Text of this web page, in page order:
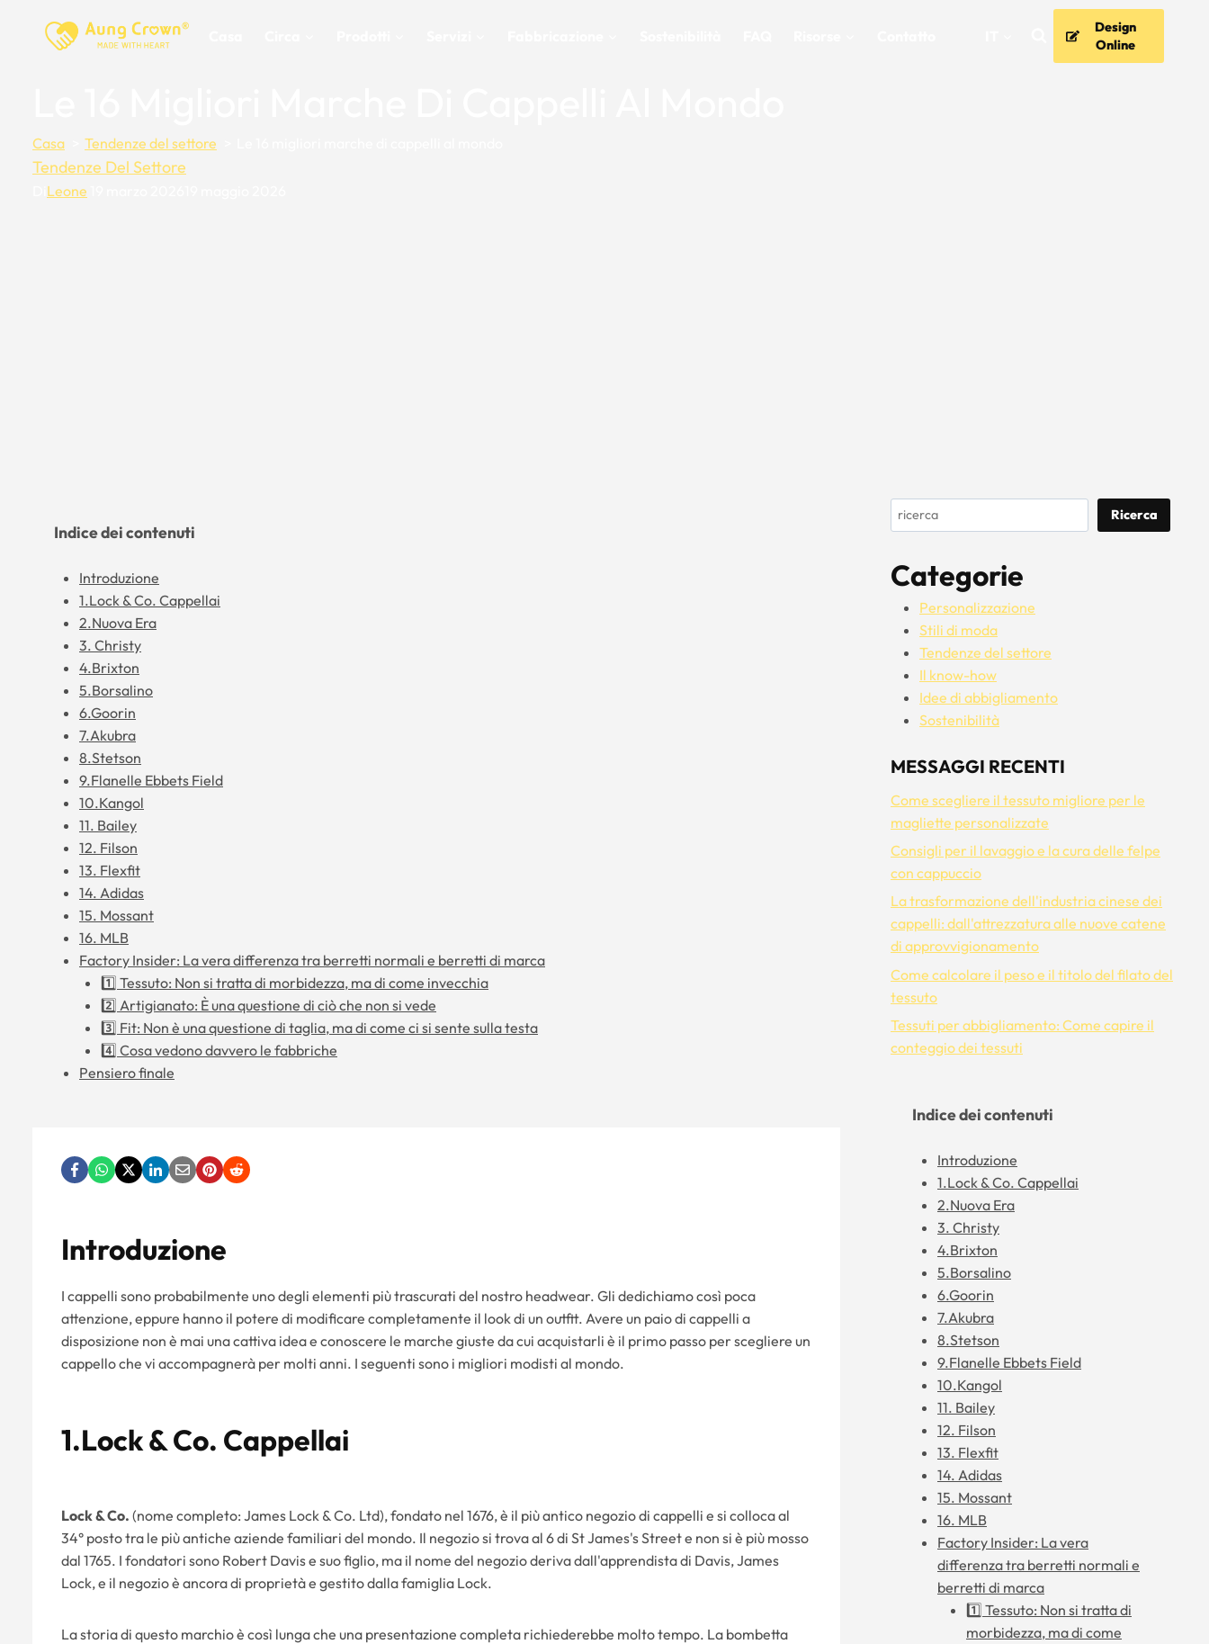
contenuto
Design
Online
Casa Tendenze del settore
Tendenze Del Settore
Leone
Indice dei contenuti
Introduzione
1.Lock & Co. Cappellai
2.Nuova Era
3. Christy
4.Brixton
5.Borsalino
6.Goorin
7.Akubra
8.Stetson
9.Flanelle Ebbets Field
10.Kangol
11. Bailey
12. Filson
13. Flexfit
14. Adidas
15. Mossant
16. MLB
Factory Insider: La vera differenza tra berretti normali e berretti di marca
1️⃣ Tessuto: Non si tratta di morbidezza, ma di come invecchia
2️⃣ Artigianato: È una questione di ciò che non si vede
3️⃣ Fit: Non è una questione di taglia, ma di come ci si sente sulla testa
4️⃣ Cosa vedono davvero le fabbriche
Pensiero finale
Introduzione
I cappelli sono probabilmente uno degli elementi più trascurati del nostro headwear. Gli dedichiamo così poca
attenzione, eppure hanno il potere di modificare completamente il look di un outfit. Avere un paio di cappelli a
disposizione non è mai una cattiva idea e conoscere le marche giuste da cui acquistarli è il primo passo per scegliere un
cappello che vi accompagnerà per molti anni. I seguenti sono i migliori modisti al mondo.
1.Lock & Co. Cappellai
Lock & Co. (nome completo: James Lock & Co. Ltd), fondato nel 1676, è il più antico negozio di cappelli e si colloca al
34° posto tra le più antiche aziende familiari del mondo. Il negozio si trova al 6 di St James's Street e non si è più mosso
dal 1765. I fondatori sono Robert Davis e suo figlio, ma il nome del negozio deriva dall'apprendista di Davis, James
Lock, e il negozio è ancora di proprietà e gestito dalla famiglia Lock.
La storia di questo marchio è così lunga che una presentazione completa richiederebbe molto tempo. La bombetta
Cerca Ricerca
Categorie
Personalizzazione
Stili di moda
Tendenze del settore
Il know-how
Idee di abbigliamento
Sostenibilità
MESSAGGI RECENTI
Come scegliere il tessuto migliore per le
magliette personalizzate
Consigli per il lavaggio e la cura delle felpe
con cappuccio
La trasformazione dell'industria cinese dei
cappelli: dall'attrezzatura alle nuove catene
di approvvigionamento
Come calcolare il peso e il titolo del filato del
tessuto
Tessuti per abbigliamento: Come capire il
conteggio dei tessuti
Indice dei contenuti
Introduzione
1.Lock & Co. Cappellai
2.Nuova Era
3. Christy
4.Brixton
5.Borsalino
6.Goorin
7.Akubra
8.Stetson
9.Flanelle Ebbets Field
10.Kangol
11. Bailey
12. Filson
13. Flexfit
14. Adidas
15. Mossant
16. MLB
Factory Insider: La vera
differenza tra berretti normali e
berretti di marca
1️⃣ Tessuto: Non si tratta di
morbidezza, ma di come